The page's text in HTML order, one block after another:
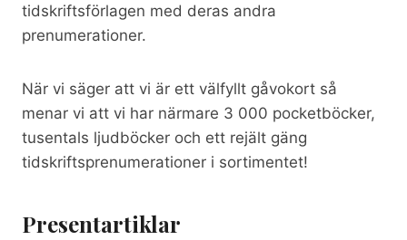
tidskriftsförlagen med deras andra
prenumerationer.
När vi säger att vi är ett välfyllt gåvokort så
menar vi att vi har närmare 3 000 pocketböcker,
tusentals ljudböcker och ett rejält gäng
tidskriftsprenumerationer i sortimentet!
Presentartiklar